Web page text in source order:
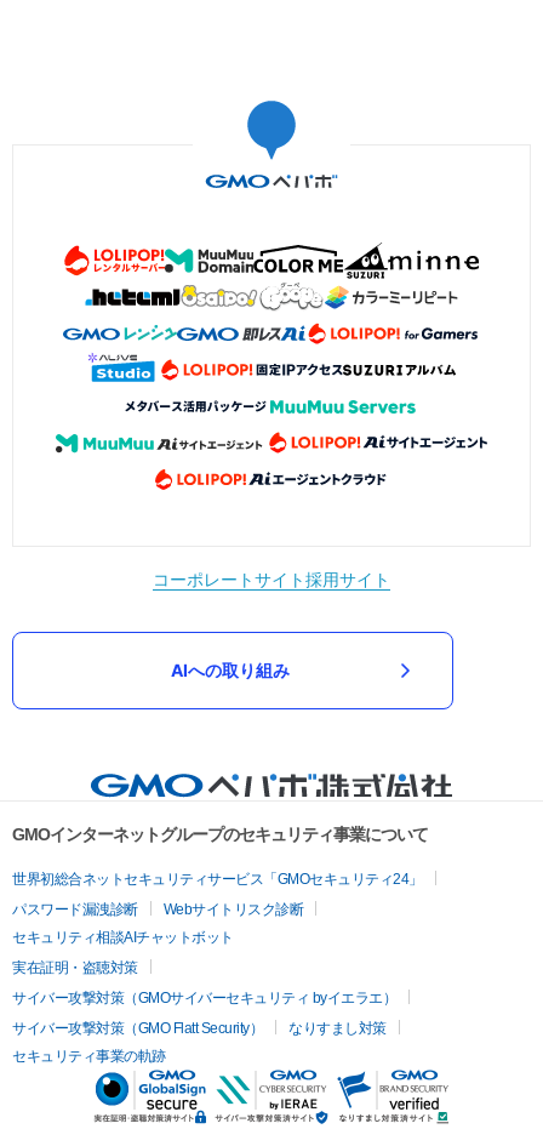
コーポレートサイト採用サイト
AIへの取り組み
GMOインターネットグループのセキュリティ事業について
世界初総合ネットセキュリティサービス「GMOセキュリティ24」
パスワード漏洩診断
Webサイトリスク診断
セキュリティ相談AIチャットボット
実在証明・盗聴対策
サイバー攻撃対策（GMOサイバーセキュリティ byイエラエ）
サイバー攻撃対策（GMO Flatt Security）
なりすまし対策
セキュリティ事業の軌跡